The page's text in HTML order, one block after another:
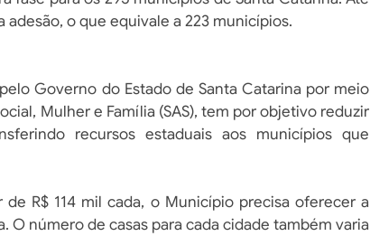
o que equivale a 223 municípios.
Governo do Estado de Santa Catarina por meio
Mulher e Família (SAS), tem por objetivo reduzir
recursos estaduais aos municípios que
R$ 114 mil cada, o Município precisa oferecer a
número de casas para cada cidade também varia